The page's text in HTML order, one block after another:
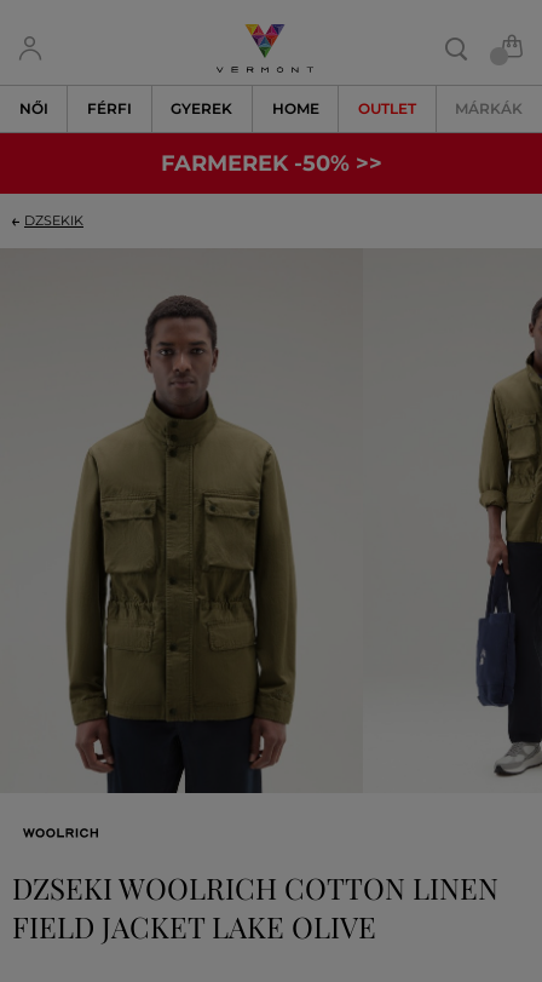
NŐI FÉRFI GYEREK HOME OUTLET MÁRKÁK
FARMEREK -50% >>
DZSEKIK
DZSEKI WOOLRICH COTTON LINEN
FIELD JACKET LAKE OLIVE